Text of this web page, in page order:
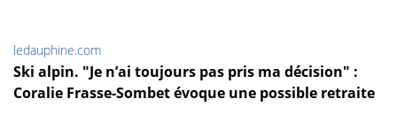
ledauphine.com
Ski alpin. "Je n’ai toujours pas pris ma décision" :
Coralie Frasse-Sombet évoque une possible retraite